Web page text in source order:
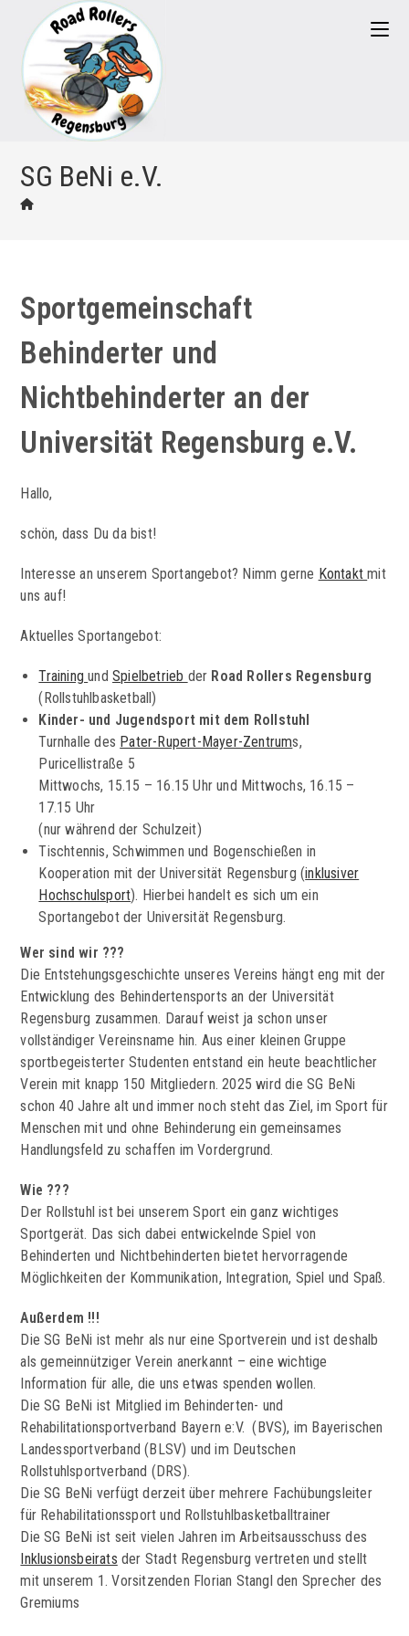
springen
SG BeNi e.V.
Sportgemeinschaft
Behinderter und
Nichtbehinderter an der
Universität Regensburg e.V.
Hallo,
schön, dass Du da bist!
Interesse an unserem Sportangebot? Nimm gerne Kontaktmit
uns auf!
Aktuelles Sportangebot:
TrainingundSpielbetrieb der Road Rollers Regensburg
(Rollstuhlbasketball)
Kinder- und Jugendsport mit dem Rollstuhl
Turnhalle des Pater-Rupert-Mayer-Zentrums,
Puricellistraße 5
Mittwochs, 15.15 – 16.15 Uhr und Mittwochs, 16.15 –
17.15 Uhr
(nur während der Schulzeit)
Tischtennis, Schwimmen und Bogenschießen in
Kooperation mit der Universität Regensburg (inklusiver
Hochschulsport). Hierbei handelt es sich um ein
Sportangebot der Universität Regensburg.
Wer sind wir ???
Die Entstehungsgeschichte unseres Vereins hängt eng mit der
Entwicklung des Behindertensports an der Universität
Regensburg zusammen. Darauf weist ja schon unser
vollständiger Vereinsname hin. Aus einer kleinen Gruppe
sportbegeisterter Studenten entstand ein heute beachtlicher
Verein mit knapp 150 Mitgliedern. 2025 wird die SG BeNi
schon 40 Jahre alt und immer noch steht das Ziel, im Sport für
Menschen mit und ohne Behinderung ein gemeinsames
Handlungsfeld zu schaffen im Vordergrund.
Wie ???
Der Rollstuhl ist bei unserem Sport ein ganz wichtiges
Sportgerät. Das sich dabei entwickelnde Spiel von
Behinderten und Nichtbehinderten bietet hervorragende
Möglichkeiten der Kommunikation, Integration, Spiel und Spaß.
Außerdem !!!
Die SG BeNi ist mehr als nur eine Sportverein und ist deshalb
als gemeinnütziger Verein anerkannt – eine wichtige
Information für alle, die uns etwas spenden wollen.
Die SG BeNi ist Mitglied im Behinderten- und
Rehabilitationsportverband Bayern e:V. (BVS), im Bayerischen
Landessportverband (BLSV) und im Deutschen
Rollstuhlsportverband (DRS).
Die SG BeNi verfügt derzeit über mehrere Fachübungsleiter
für Rehabilitationssport und Rollstuhlbasketballtrainer
Die SG BeNi ist seit vielen Jahren im Arbeitsausschuss des
Inklusionsbeirats der Stadt Regensburg vertreten und stellt
mit unserem 1. Vorsitzenden Florian Stangl den Sprecher des
Gremiums